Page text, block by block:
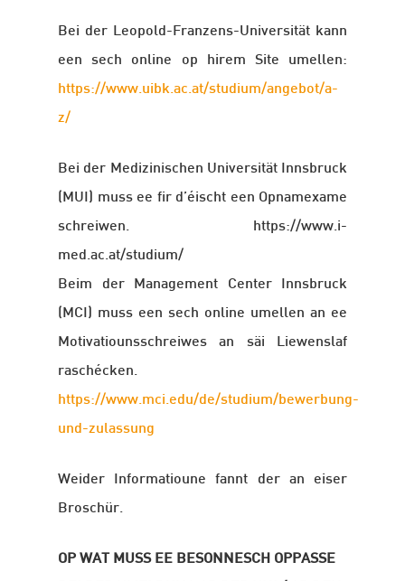
Bei der Leopold-Franzens-Universität kann
een sech online op hirem Site umellen:
https://www.uibk.ac.at/studium/angebot/a-
z/
Bei der Medizinischen Universität Innsbruck
(MUI) muss ee fir d’éischt een Opnamexame
schreiwen. https://www.i-
med.ac.at/studium/
Beim der Management Center Innsbruck
(MCI) muss een sech online umellen an ee
Motivatiounsschreiwes an säi Liewenslaf
raschécken.
https://www.mci.edu/de/studium/bewerbung-
und-zulassung
Weider Informatioune fannt der an eiser
Broschür.
OP WAT MUSS EE BESONNESCH OPPASSE